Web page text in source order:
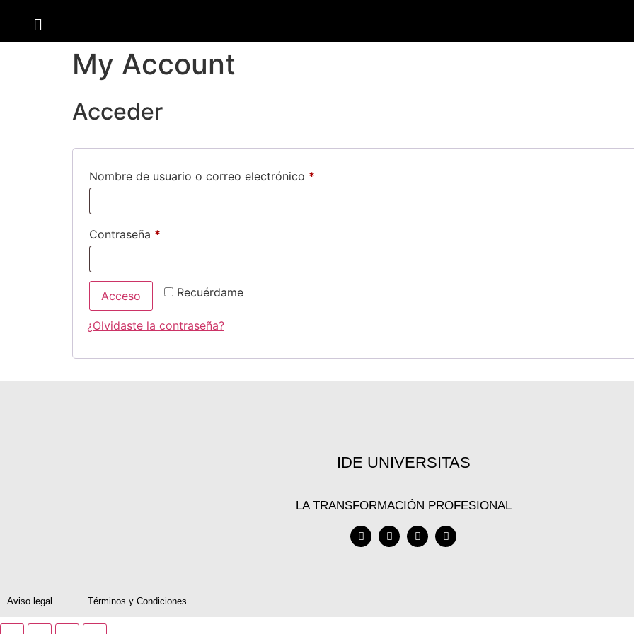
My Account
Acceder
Nombre de usuario o correo electrónico *
Contraseña *
Recuérdame
Acceso
¿Olvidaste la contraseña?
IDE UNIVERSITAS
LA TRANSFORMACIÓN PROFESIONAL
Aviso legal Términos y Condiciones